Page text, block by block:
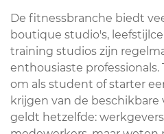
De fitnessbranche biedt
boutique studio's,
training studios zijn
enthousiaste professionals.
om als student of starter
krijgen van de beschikbare
geldt hetzelfde: